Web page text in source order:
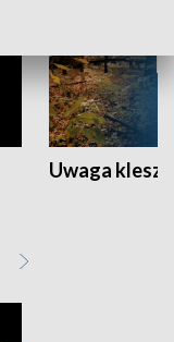
Uwaga